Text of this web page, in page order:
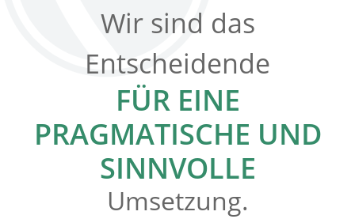
Wir sind das
Entscheidende
FÜR EINE
PRAGMATISCHE UND
SINNVOLLE
Umsetzung.